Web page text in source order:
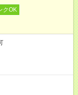
クOK